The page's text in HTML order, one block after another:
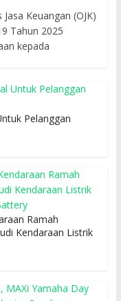
Keuangan (OJK)
Tahun 2025
kepada
Pelanggan
Ramah
Kendaraan Listrik